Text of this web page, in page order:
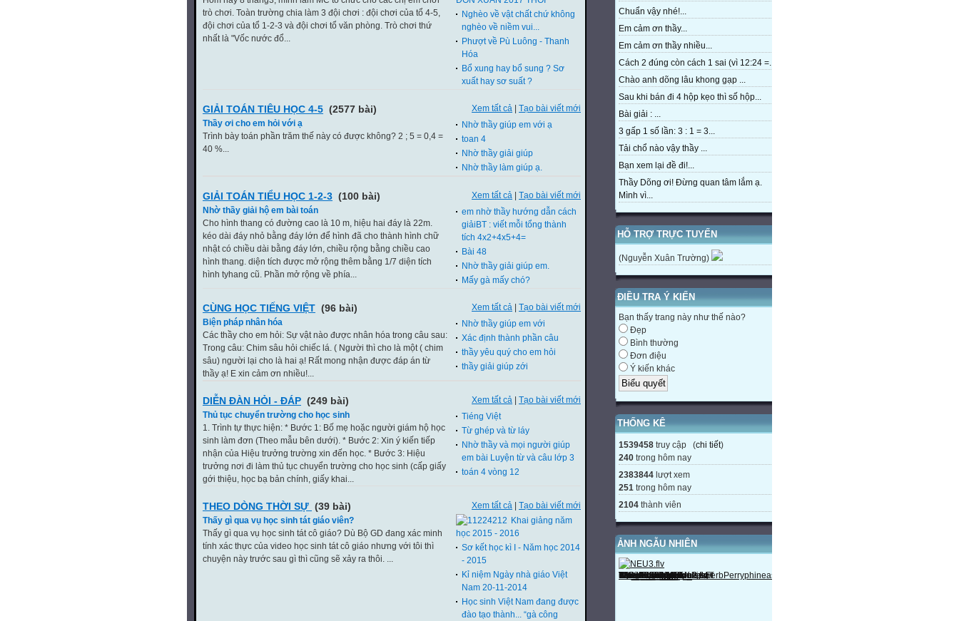
Chuẩn vậy nhé!...
Em cảm ơn thầy...
Em cảm ơn thầy nhiều...
Cách 2 đúng còn cách 1 sai (vì 12:24 =...
Chào anh dõng lâu khong gạp ...
Sau khi bán đi 4 hộp kẹo thì số hộp...
Bài giải : ...
3 gấp 1 số lần: 3 : 1 = 3...
Tải chổ nào vậy thầy ...
Bạn xem lại đề đi!...
Thầy Dõng ơi! Đừng quan tâm lắm ạ.
Mình vì...
HỖ TRỢ TRỰC TUYẾN
(Nguyễn Xuân Trường)
ĐIỀU TRA Ý KIẾN
Bạn thấy trang này như thế nào?
Đẹp
Bình thường
Đơn điệu
Ý kiến khác
THỐNG KÊ
1539458 truy cập (chi tiết)
240 trong hôm nay
2383844 lượt xem
251 trong hôm nay
2104 thành viên
ẢNH NGẪU NHIÊN
trò chơi. Toàn trường chia làm 3 đội chơi : đội chơi của tổ 4-5,
đội chơi của tổ 1-2-3 và đội chơi tổ văn phòng. Trò chơi thứ
nhất là "Vốc nước đổ...
Nghèo về vật chất chứ không
nghèo về niềm vui...
Phượt về Pù Luông - Thanh
Hóa
Bổ xung hay bổ sung ? Sơ
xuất hay sơ suất ?
Xem tất cả Tạo bài viết mới
GIẢI TOÁN TIÊU HỌC 4-5 (2577 bài)
Thầy ơi cho em hỏi với ạ
Trình bày toán phần trăm thế này có được không? 2 ; 5 = 0,4 =
40 %...
Nhờ thầy giúp em với ạ
toan 4
Nhờ thầy giải giúp
Nhờ thầy làm giúp ạ.
Xem tất cả | Tạo bài viết mới
GIẢI TOÁN TIỂU HỌC 1-2-3 (100 bài)
Nhờ thầy giải hộ em bài toán
Cho hình thang có đường cao là 10 m, hiệu hai đáy là 22m.
kéo dài đáy nhỏ bằng đáy lớn để hình đã cho thành hình chữ
nhật có chiều dài bằng đáy lớn, chiều rộng bằng chiều cao
hình thang. diện tích được mở rộng thêm bằng 1/7 diện tích
hình tyhang cũ. Phần mở rộng về phía...
em nhờ thầy hướng dẫn cách
giảiBT : viết mỗi tổng thành
tích 4x2+4x5+4=
Bài 48
Nhờ thầy giải giúp em.
Mấy gà mấy chó?
Xem tất cả Tạo bài viết mới
CÙNG HỌC TIẾNG VIỆT (96 bài)
Biện pháp nhân hóa
Các thầy cho em hỏi: Sự vật nào được nhân hóa trong câu sau:
Trong câu: Chim sâu hỏi chiếc lá. ( Người thì cho là một ( chim
sâu) người lại cho là hai ạ! Rất mong nhận được đáp án từ
thầy ạ! E xin cảm ơn nhiều!...
Nhờ thầy giúp em với
Xác định thành phần câu
thầy yêu quý cho em hỏi
thầy giải giúp zới
Xem tất cả Tạo bài viết mới
DIỄN ĐÀN HỎI - ĐÁP (249 bài)
Thủ tục chuyển trường cho học sinh
1. Trình tự thực hiện: * Bước 1: Bố mẹ hoặc người giám hộ học
sinh làm đơn (Theo mẫu bên dưới). * Bước 2: Xin ý kiến tiếp
nhận của Hiệu trưởng trường xin đến học. * Bước 3: Hiệu
trưởng nơi đi làm thủ tục chuyển trường cho học sinh (cấp giấy
gới thiệu, học bạ bản chính, giấy khai...
Tiéng Việt
Từ ghép và từ láy
Nhờ thầy và mọi người giúp
em bài Luyện từ và câu lớp 3
toán 4 vòng 12
Xem tất cả | Tạo bài viết mới
THEO DÒNG THỜI SỰ (39 bài)
Thấy gì qua vụ học sinh tát giáo viên?
Thấy gì qua vụ học sinh tát cô giáo? Dù Bộ GD đang xác minh
tính xác thực của video học sinh tát cô giáo nhưng với tôi thì
chuyện này trước sau gì thì cũng sẽ xảy ra thôi. ...
Khai giảng năm
học 2015 - 2016
Sơ kết học kì I - Năm học 2014
- 2015
Kỉ niệm Ngày nhà giáo Việt
Nam 20-11-2014
Học sinh Việt Nam đang được
đào tạo thành... “gà công